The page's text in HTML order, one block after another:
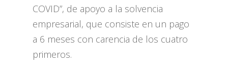
COVID”, de apoyo a la solvencia
empresarial, que consiste en un pago
a 6 meses con carencia de los cuatro
primeros.